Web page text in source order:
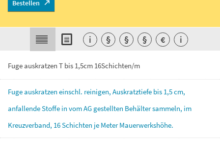
Fuge auskratzen T bis 1,5cm 16Schichten/m
Fugeauskratzen einschl. reinigen, Auskratztiefe bis 1,5cm,
anfallendeStoffe in vomAG gestellten Behältersammeln, im
Kreuzverband, 16Schichten je MeterMauerwerkshöhe.
Bestellen
i § § § € i